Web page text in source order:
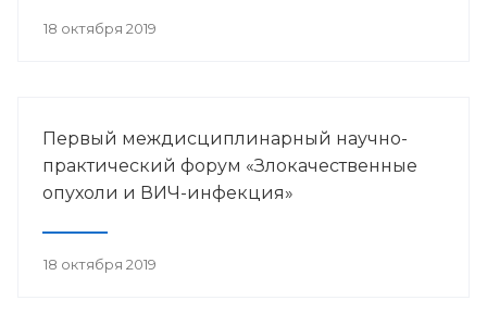
18 октября 2019
Первый междисциплинарный научно-
практический форум «Злокачественные
опухоли и ВИЧ-инфекция»
18 октября 2019